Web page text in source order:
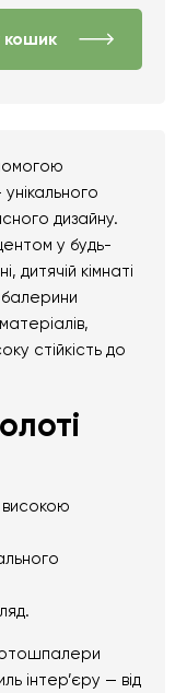
дизайну.
у будь-
дитячій кімнаті
стійкість до
інтер’єру — від